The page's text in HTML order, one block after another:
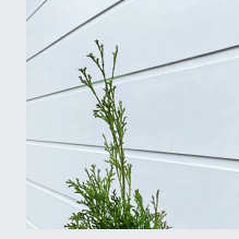
Prénom
Language
Francais
Architect
Builder